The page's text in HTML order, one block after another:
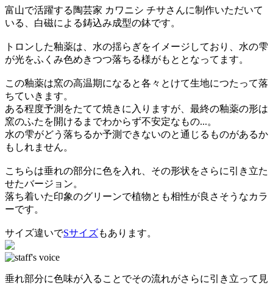
富山で活躍する陶芸家 カワニシ チサさんに制作いただいて
いる、白磁による鋳込み成型の鉢です。
トロンした釉薬は、水の揺らぎをイメージしており、水の雫
が光をふくみ色めきつつ落ちる様がもととなってます。
この釉薬は窯の高温期になると各々とけて生地につたって落
ちていきます。
ある程度予測をたてて焼きに入りますが、最終の釉薬の形は
窯のふたを開けるまでわからず不安定なもの...。
水の雫がどう落ちるか予測できないのと通じるものがあるか
もしれません。
こちらは垂れの部分に色を入れ、その形状をさらに引き立た
せたバージョン。
落ち着いた印象のグリーンで植物とも相性が良さそうなカラ
ーです。
サイズ違いでSサイズもあります。
垂れ部分に色味が入ることでその流れがさらに引き立って見